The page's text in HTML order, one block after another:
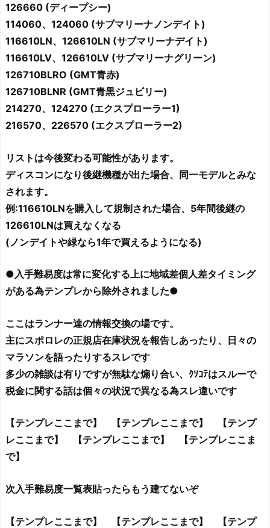
126660 (ディープシー)
114060、124060 (サブマリーナノンデイト)
116610LN、126610LN (サブマリーナデイト)
116610LV、126610LV (サブマリーナグリーン)
126710BLRO (GMT青赤)
126710BLNR (GMT青黒ジュビリー)
214270、124270 (エクスプローラー1)
216570、226570 (エクスプローラー2)
リストは今後変わる可能性があります。
ディスコンになり後継機種が出た場合、同一モデルとみな
されます。
例:116610LNを購入して規制された場合、5年間後継の
126610LNは買えなくなる
(ノンデイトや緑なら1年で買えるようになる)
●入手難易度は常に変化する上に地域差個人差タイミング
がある為テンプレから除外されました●
ここはランナー達の情報交換の場です。
主にスポロレの正規店在庫状況を報告しあったり、日々の
マラソンを語ったりするスレです
多少の雑談は有りですが無駄な煽り合い、ｸｿｺﾃはスルーで
税金に関する話は個々の状況で異なる為スレ違いです
【テンプレここまで】 【テンプレここまで】 【テンプ
レここまで】 【テンプレここまで】 【テンプレここま
で】
次入手難易度一覧表貼ったらもう建てないぞ
【テンプレここまで】 【テンプレここまで】 【テンプ